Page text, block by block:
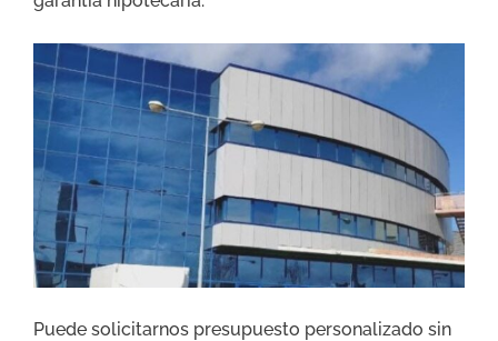
Puede solicitarnos presupuesto personalizado sin